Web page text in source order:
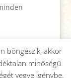
böngészik, akkor
minőségű
vegye igénybe.